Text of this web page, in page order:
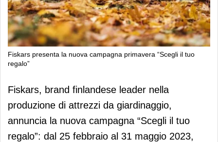
Fiskars presenta la nuova campagna primavera “Scegli il tuo
regalo”
Fiskars presenta la nuova campagna
primavera “Scegli il tuo regalo”
Fiskars, brand finlandese leader nella
produzione di attrezzi da giardinaggio,
annuncia la nuova campagna “Scegli il tuo
regalo”: dal 25 febbraio al 31 maggio 2023,